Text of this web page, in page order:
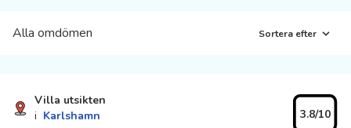
Alla omdömen Sortera efter
3.8/10
Villa utsikten
i Karlshamn